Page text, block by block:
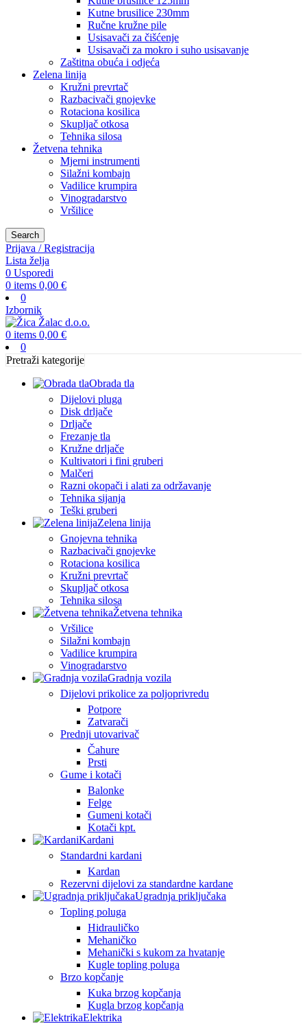
Kutne brusilice 230mm
Ručne kružne pile
Usisavači za čišćenje
Usisavači za mokro i suho usisavanje
Zaštitna obuća i odjeća
Zelena linija
Kružni prevrtač
Razbacivači gnojevke
Rotaciona kosilica
Skupljač otkosa
Tehnika silosa
Žetvena tehnika
Mjerni instrumenti
Silažni kombajn
Vadilice krumpira
Vinogradarstvo
Vršilice
Search
Prijava / Registracija
Lista želja
0 Usporedi
0 items 0,00 €
0
Izbornik
0 items 0,00 €
0
Pretraži kategorije
Obrada tla
Dijelovi pluga
Disk drljače
Drljače
Frezanje tla
Kružne drljače
Kultivatori i fini gruberi
Malčeri
Razni okopači i alati za održavanje
Tehnika sijanja
Teški gruberi
Zelena linija
Gnojevna tehnika
Razbacivači gnojevke
Rotaciona kosilica
Kružni prevrtač
Skupljač otkosa
Tehnika silosa
Žetvena tehnika
Vršilice
Silažni kombajn
Vadilice krumpira
Vinogradarstvo
Gradnja vozila
Dijelovi prikolice za poljoprivredu
Potpore
Zatvarači
Prednji utovarivač
Čahure
Prsti
Gume i kotači
Balonke
Felge
Gumeni kotači
Kotači kpt.
Kardani
Standardni kardani
Kardan
Rezervni dijelovi za standardne kardane
Ugradnja priključaka
Topling poluga
Hidrauličko
Mehaničko
Mehanički s kukom za hvatanje
Kugle topling poluga
Brzo kopčanje
Kuka brzog kopčanja
Kugla brzog kopčanja
Elektrika